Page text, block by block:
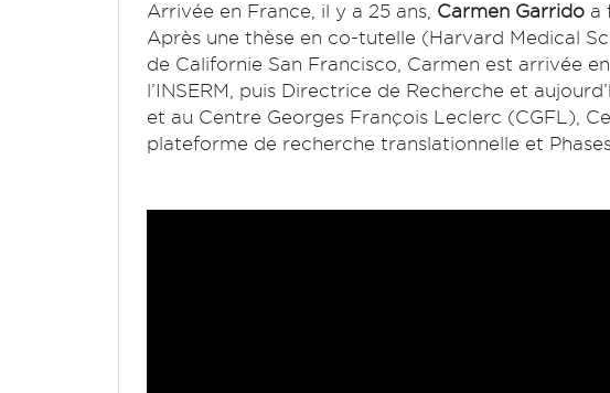
Arrivée en France, il y a 25 ans, Carmen Garrido a
Après une thèse en co-tutelle (Harvard Medical
de Californie San Francisco, Carmen est arrivée
l’INSERM, puis Directrice de Recherche et
et au Centre Georges François Leclerc (CGFL),
plateforme de recherche translationnelle et